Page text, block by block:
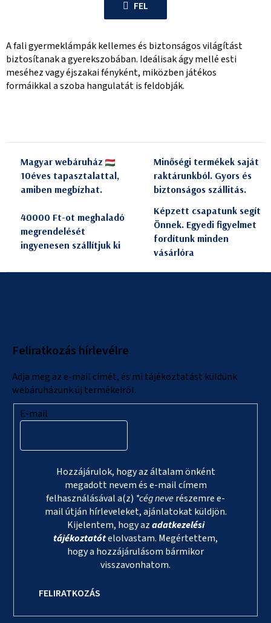
s
t
i
r
á
n
z
s
FEL
A fali gyermeklámpák kellemes és biztonságos világítást
biztosítanak a gyerekszobában. Ideálisak ágy mellé esti
meséhez vagy éjszakai fényként, miközben játékos
formáikkal a szoba hangulatát is feldobják.
Magyar webáruház
10éves tapasztalattal,
amiben megbízhat.
Minőségi termékek saját
raktárunkból. Gyors és
biztonságos szállitás.
40000 Ft-ot meghaladó
megrendelését
ingyenesen szállítjuk ki
Képzett csapatunk segít
Önnek. Egyedi figyelmet
fordítunk minden
vásárlóra
Feliratkozás hírlevélre
Adja meg az e-mail címét, és mi tájékoztatást küldünk
webáruházunk új termékeiről.
E-mail
Hozzájárulok, hogy az általam önként
megadott nevem és e-mail címem
felhasználásával a(z) *cég neverészemre e-
mail útján hírleveleket, ajánlatokat küldjön.
Kijelentem, hogy azadatkezelési
tájékoztatótelolvastam. Megértettem,
hogy a hozzájárulásom bármikor
visszavonhatom.
FELIRATKOZÁS